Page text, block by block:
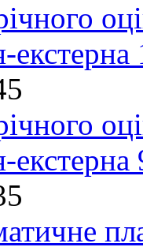
екстерна
екстерна